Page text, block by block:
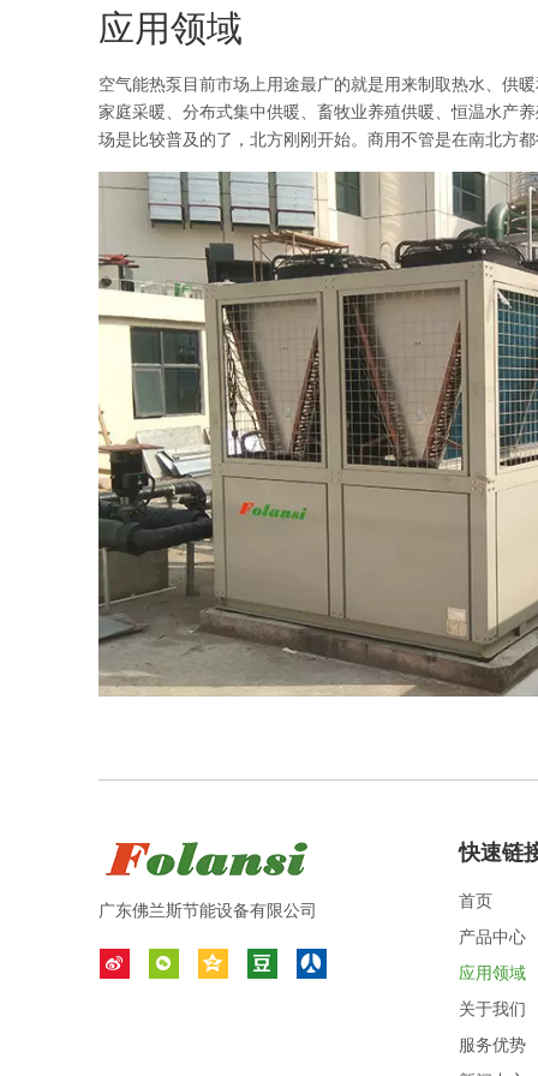
应用领域
空气能热泵目前市场上用途最广的就是用来制取热水、供
家庭采暖、分布式集中供暖、畜牧业养殖供暖、恒温水产
场是比较普及的了，北方刚刚开始。商用不管是在南北方
广东佛兰斯节能设备有限公司
快速链
首页
产品中心
应用领域
关于我们
服务优势